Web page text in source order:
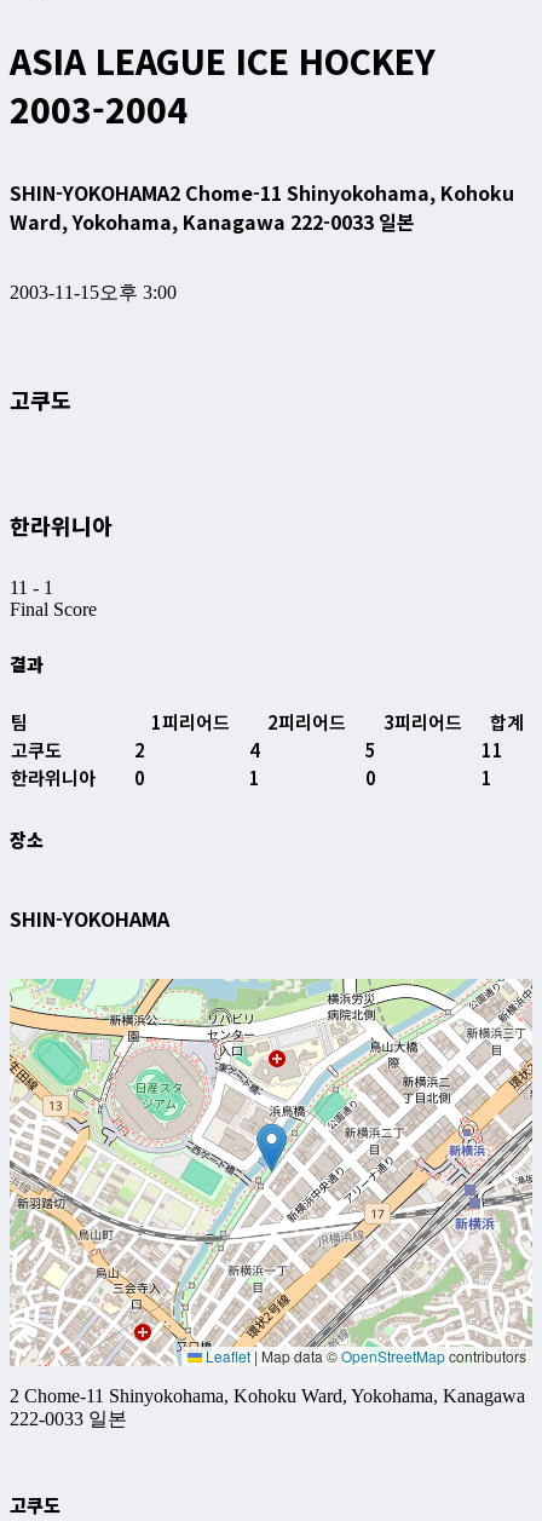
ASIA LEAGUE ICE HOCKEY
2003-2004
SHIN-YOKOHAMA2 Chome-11 Shinyokohama, Kohoku
Ward, Yokohama, Kanagawa 222-0033 일본
2003-11-15오후 3:00
고쿠도
한라위니아
11 - 1
Final Score
결과
팀 1피리어드 2피리어드 3피리어드
합계
고쿠도
2 4 5
11
한라위니아
0 1 0 1
장소
SHIN-YOKOHAMA
Leaflet | Map data ©OpenStreetMapcontributors
2 Chome-11 Shinyokohama, Kohoku Ward, Yokohama, Kanagawa
222-0033 일본
고쿠도